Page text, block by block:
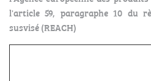
l'article 59, paragraphe 10 du
susvisé (REACH)